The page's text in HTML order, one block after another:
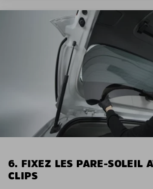
6. FIXEZ LES PARE-SOLEIL
CLIPS